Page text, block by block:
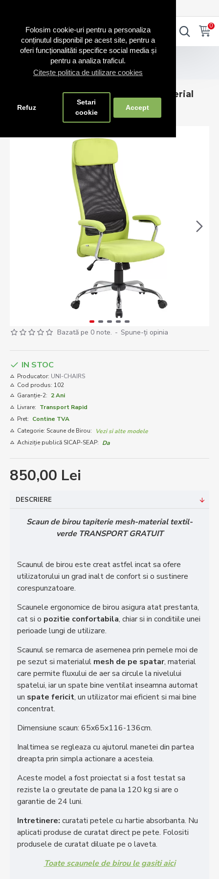
Folosim cookie-uri pentru a personaliza
conținutul disponibil pe acest site, pentru a
oferi funcționalităti specifice social media și
pentru a analiza traficul.
Citește politica de utilizare cookies
Refuz
Setari
cookie
Accept
0
Scaune directoriale
Scaun de birou tapițerie mesh-material textil-verde
Scaun de birou tapițerie mesh-material
textil-verde
Bazată pe 0 note. - Spune-ţi opinia
850,00 Lei
IN STOC
Producator: UNI-CHAIRS
Cod produs: 102
Garanție-2: 2 Ani
Livrare: Transport Rapid
Pret: Contine TVA
Categorie: Scaune de Birou:
Vezi si alte modele
Achiziție publică SICAP-SEAP: Da
DESCRIERE
Scaun de birou tapiterie mesh-material textil-
verde TRANSPORT GRATUIT
Scaunul de birou este creat astfel incat sa ofere
utilizatorului un grad inalt de confort si o sustinere
corespunzatoare.
Scaunele ergonomice de birou asigura atat prestanta,
cat si o pozitie confortabila, chiar si in conditiile unei
perioade lungi de utilizare.
Scaunul se remarca de asemenea prin pernele moi de
pe sezut si materialul mesh de pe spatar, material
care permite fluxului de aer sa circule la nivelului
spatelui, iar un spate bine ventilat inseamna automat
un spate fericit, un utilizator mai eficient si mai bine
concentrat.
Dimensiune scaun: 65x65x116-136cm.
Inaltimea se regleaza cu ajutorul manetei din partea
dreapta prin simpla actionare a acesteia.
Aceste model a fost proiectat si a fost testat sa
reziste la o greutate de pana la 120 kg si are o
garantie de 24 luni.
Intretinere: curatati petele cu hartie absorbanta. Nu
aplicati produse de curatat direct pe pete. Folositi
produsele de curatat diluate pe o laveta.
Toate scaunele de birou le gasiti aici